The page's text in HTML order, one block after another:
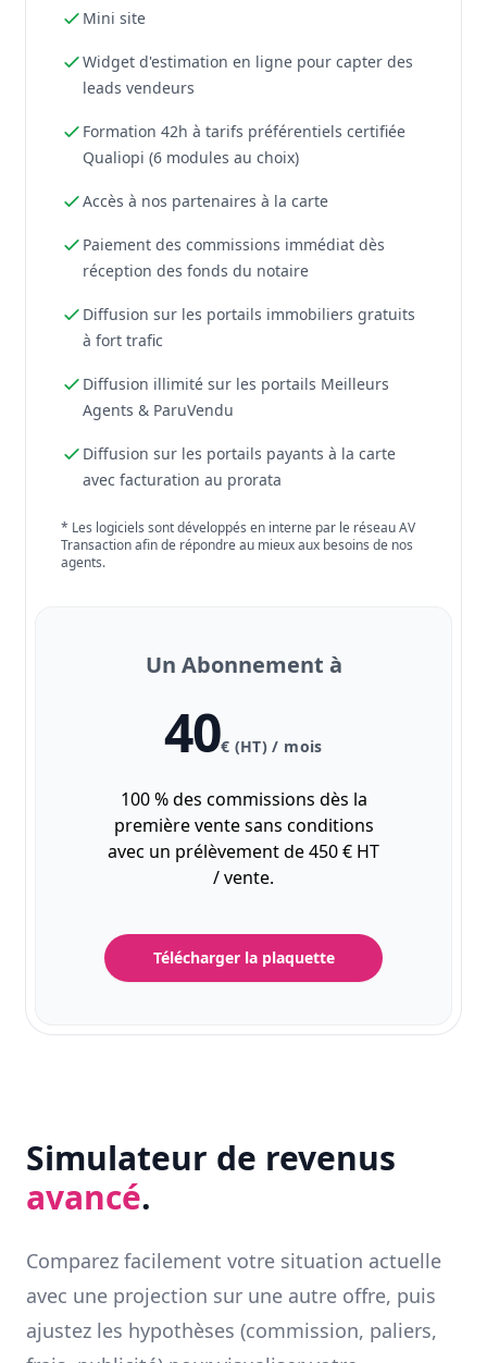
Mini site
Widget d'estimation en ligne pour capter des
leads vendeurs
Formation 42h à tarifs préférentiels certifiée
Qualiopi (6 modules au choix)
Accès à nos partenaires à la carte
Paiement des commissions immédiat dès
réception des fonds du notaire
Diffusion sur les portails immobiliers gratuits
à fort trafic
Diffusion illimité sur les portails Meilleurs
Agents & ParuVendu
Diffusion sur les portails payants à la carte
avec facturation au prorata
* Les logiciels sont développés en interne par le réseau AV
Transaction afin de répondre au mieux aux besoins de nos
agents.
Un Abonnement à
40€ (HT) / mois
100 % des commissions dès la
première vente sans conditions
avec un prélèvement de 450 € HT
/ vente.
Télécharger la plaquette
Simulateur de revenus
avancé.
Comparez facilement votre situation actuelle
avec une projection sur une autre offre, puis
ajustez les hypothèses (commission, paliers,